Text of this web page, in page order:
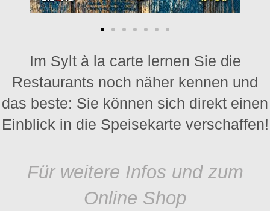
Im Sylt à la carte lernen Sie die
Restaurants noch näher kennen und
das beste: Sie können sich direkt einen
Einblick in die Speisekarte verschaffen!
Für weitere Infos und zum
Online Shop